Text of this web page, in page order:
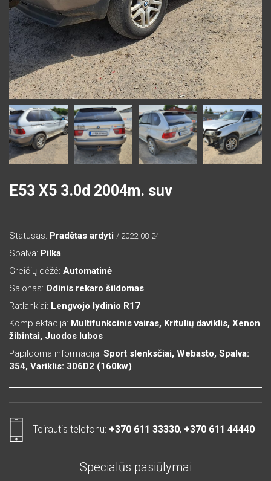
E53 X5 3.0d 2004m. suv
Statusas: Pradėtas ardyti / 2022-08-24
Spalva: Pilka
Greičių dėžė: Automatinė
Salonas: Odinis rekaro šildomas
Ratlankiai: Lengvojo lydinio R17
Komplektacija: Multifunkcinis vairas, Kritulių daviklis, Xenon
žibintai, Juodos lubos
Papildoma informacija: Sport slenksčiai, Webasto, Spalva:
354, Variklis: 306D2 (160kw)
Teirautis telefonu: +370 611 33330, +370 611 44440
Specialūs pasiūlymai